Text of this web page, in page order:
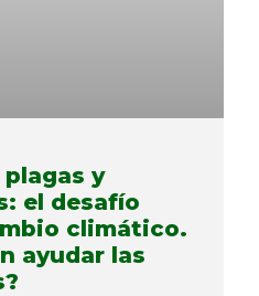
y
el desafío
climático.
ayudar las